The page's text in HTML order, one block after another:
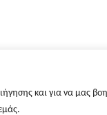
και για να μας